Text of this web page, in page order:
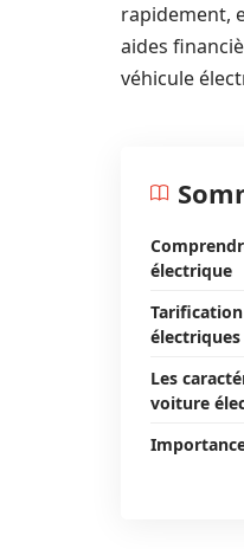
rapidement,
aides
véhicule
électrique
électriques
Les
voiture